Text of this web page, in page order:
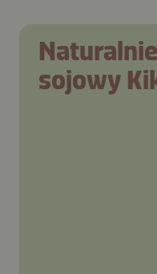
sojowy